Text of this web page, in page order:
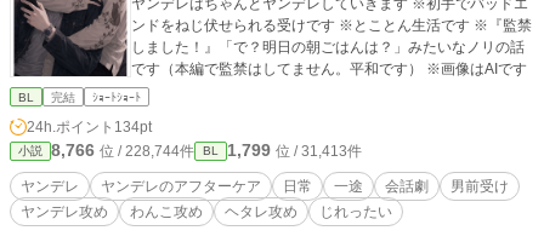
ヤンデレはちゃんとヤンデレしていきます ※初手でバッドエ
ンドをねじ伏せられる受けです ※とことん生活です ※『監禁
しました！』「で？明日の朝ごはんは？」みたいなノリの話
です（本編で監禁はしてません。平和です） ※画像はAIです
BL 完結 ｼｮｰﾄｼｮｰﾄ
24h.ポイント 134pt
小説 8,766 位 / 228,744件 BL 1,799 位 / 31,413件
ヤンデレ ヤンデレのアフターケア 日常 一途 会話劇
男前受け
ヤンデレ攻め
わんこ攻め ヘタレ攻め じれったい